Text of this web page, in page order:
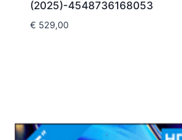
(2025)-4548736168053
€ 529,00